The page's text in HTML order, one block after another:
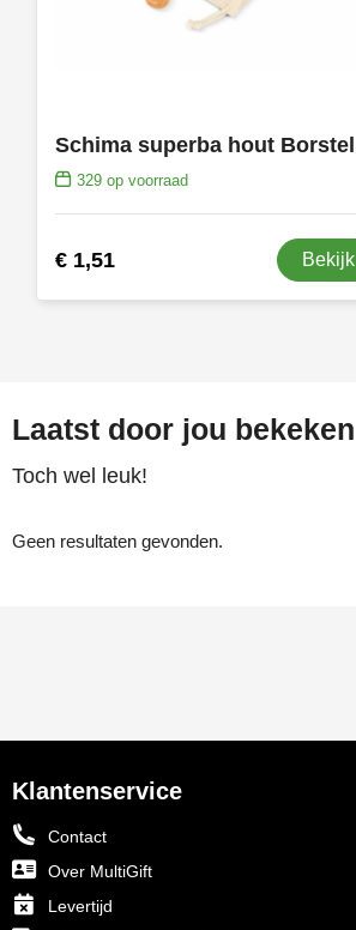
329op voorraad
€ 1,51 Bekijk
Laatst door jou bekeken
Toch wel leuk!
Geen resultaten gevonden.
Klantenservice
Contact
Over MultiGift
Levertijd